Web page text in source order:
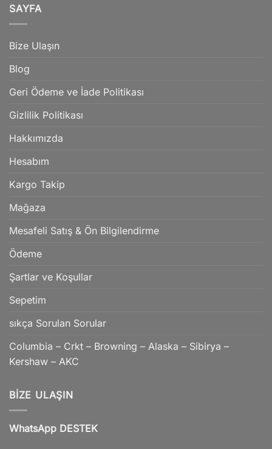
Nedir?
SAYFA
Bize Ulaşın
Blog
Geri Ödeme ve İade Politikası
Gizlilik Politikası
Hakkımızda
Hesabım
Kargo Takip
Mağaza
Mesafeli Satış & Ön Bilgilendirme
Ödeme
Şartlar ve Koşullar
Sepetim
sıkça Sorulan Sorular
Columbia – Crkt – Browning – Alaska – Sibirya –
Kershaw – AKC
BIZE ULAŞIN
WhatsApp DESTEK